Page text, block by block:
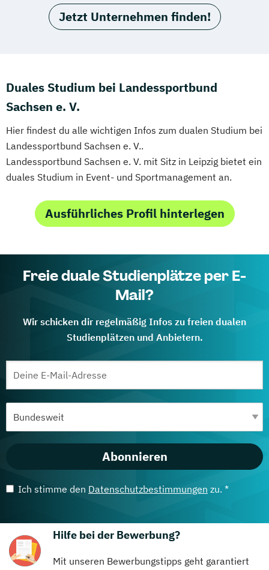
Jetzt Unternehmen finden!
Duales Studium bei Landessportbund
Sachsen e. V.
Hier findest du alle wichtigen Infos zum dualen Studium bei
Landessportbund Sachsen e. V..
Landessportbund Sachsen e. V. mit Sitz in Leipzig bietet ein
duales Studium in Event- und Sportmanagement an.
Ausführliches Profil hinterlegen
Freie duale Studienplätze per E-
Mail?
Wir schicken dir regelmäßig Infos zu freien dualen
Studienplätzen und Anbietern.
Abonnieren
Ich stimme den Datenschutzbestimmungen zu. *
Hilfe bei der Bewerbung?
Mit unseren Bewerbungstipps geht garantiert